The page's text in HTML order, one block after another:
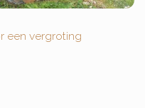
een vergroting